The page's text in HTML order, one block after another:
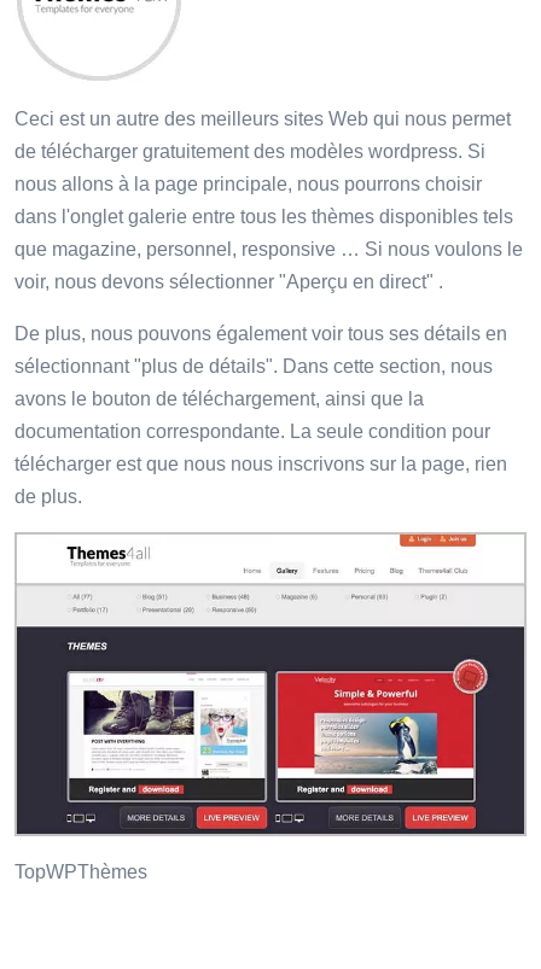
Ceci est un autre des meilleurs sites Web qui nous permet
de télécharger gratuitement des modèles wordpress. Si
nous allons à la page principale, nous pourrons choisir
dans l'onglet galerie entre tous les thèmes disponibles tels
que magazine, personnel, responsive … Si nous voulons le
voir, nous devons sélectionner "Aperçu en direct" .
De plus, nous pouvons également voir tous ses détails en
sélectionnant "plus de détails". Dans cette section, nous
avons le bouton de téléchargement, ainsi que la
documentation correspondante. La seule condition pour
télécharger est que nous nous inscrivons sur la page, rien
de plus.
TopWPThèmes